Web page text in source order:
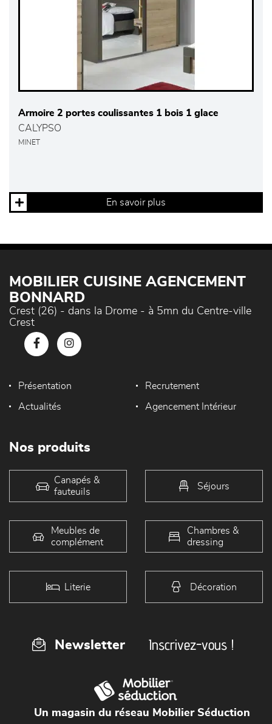
Armoire 2 portes coulissantes 1 bois 1 glace
CALYPSO
MINET
En savoir plus
MOBILIER CUISINE AGENCEMENT
BONNARD
Crest (26) - dans la Drome - à 5mn du Centre-ville
Crest
Présentation Recrutement
Actualités Agencement Intérieur
Nos produits
Canapés &
fauteuils
Séjours
Meubles de
complément
Chambres &
dressing
Literie Décoration
Newsletter Inscrivez-vous !
Un magasin du réseau Mobilier Séduction